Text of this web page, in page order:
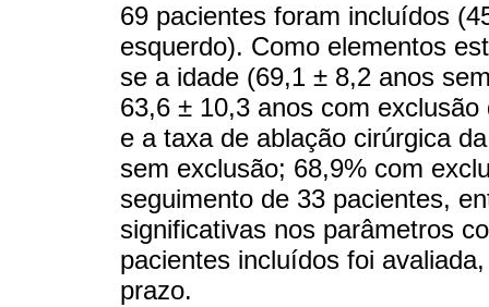
69 pacientes foram incluídos
esquerdo). Como elementos
se a idade (69,1 ± 8,2 anos
63,6 ± 10,3 anos com
e a taxa de ablação cirúrgica
sem exclusão; 68,9% com
seguimento de 33 pacientes,
significativas nos parâmetros
pacientes incluídos foi
prazo.